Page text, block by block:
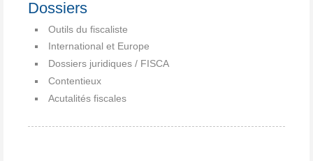
Dossiers
Outils du fiscaliste
International et Europe
Dossiers juridiques / FISCA
Contentieux
Acutalités fiscales